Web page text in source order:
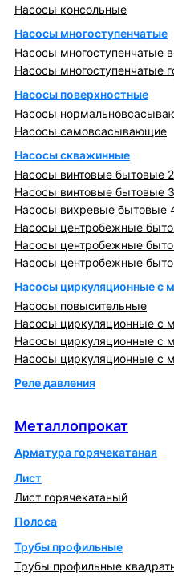
Насосы консольные
Насосы многоступенчатые
Насосы многоступенчатые
Насосы многоступенчатые
Насосы поверхностные
Насосы
Насосы самовсасывающие
Насосы скважинные
Насосы винтовые бытовые
Насосы винтовые бытовые
Насосы вихревые бытовые
Насосы центробежные
Насосы центробежные
Насосы центробежные
Насосы циркуляционные с
Насосы повысительные
Насосы циркуляционные с
Насосы циркуляционные с
Насосы циркуляционные с
Реле давления
Металлопрокат
Арматура горячекатаная
Лист
Лист горячекатаный
Полоса
Трубы профильные
Трубы профильные